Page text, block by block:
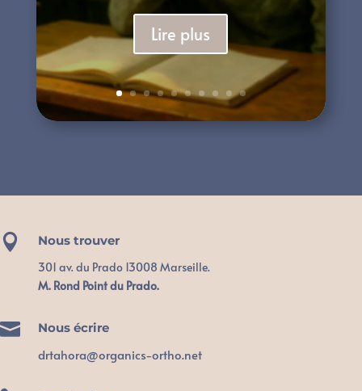
Lire plus

Nous trouver
301 av. du Prado 13008 Marseille.
M. Rond Point du Prado.
 Nous écrire
drtahora@organics-ortho.net